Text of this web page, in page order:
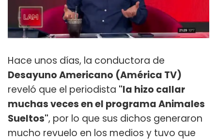
Hace unos días, la conductora de
Desayuno Americano (América TV)
reveló que el periodista "la hizo callar
muchas veces en el programa Animales
Sueltos", por lo que sus dichos generaron
mucho revuelo en los medios y tuvo que